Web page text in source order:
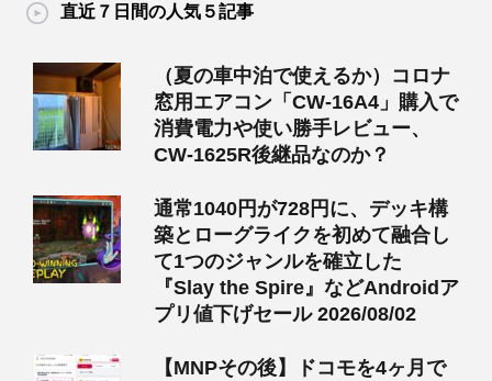
直近７日間の人気５記事
（夏の車中泊で使えるか）コロナ
窓用エアコン「CW-16A4」購入で
消費電力や使い勝手レビュー、
CW-1625R後継品なのか？
通常1040円が728円に、デッキ構
築とローグライクを初めて融合し
て1つのジャンルを確立した
『Slay the Spire』などAndroidア
プリ値下げセール 2026/08/02
【MNPその後】ドコモを4ヶ月で